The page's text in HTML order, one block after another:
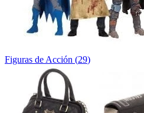
Figuras de Acción (29)